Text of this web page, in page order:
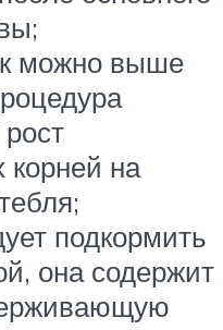
можно выше
корней на
подкормить
она содержит